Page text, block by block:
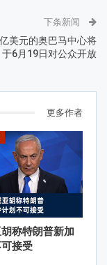
下条新闻
美元的奥巴马中心将
于6月19日对公众开放
更多作者
称特朗普新加
接受